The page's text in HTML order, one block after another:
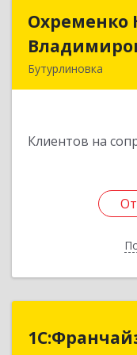
Охременко
Бутурлиновка
Клиентов на